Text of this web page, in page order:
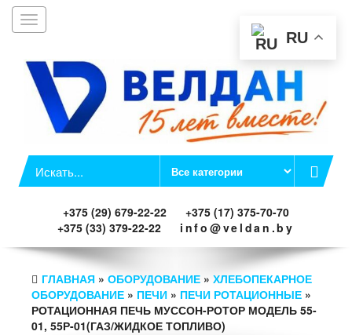
+375 (29) 679-22-22
+375 (17) 375-70-70
+375 (33) 379-22-22
info@veldan.by
Toggle
navigation
ГЛАВНАЯ » ОБОРУДОВАНИЕ » ХЛЕБОПЕКАРНОЕ
ОБОРУДОВАНИЕ » ПЕЧИ » ПЕЧИ РОТАЦИОННЫЕ »
РОТАЦИОННАЯ ПЕЧЬ МУССОН-РОТОР МОДЕЛЬ 55-
01, 55Р-01(ГАЗ/ЖИДКОЕ ТОПЛИВО)
RU